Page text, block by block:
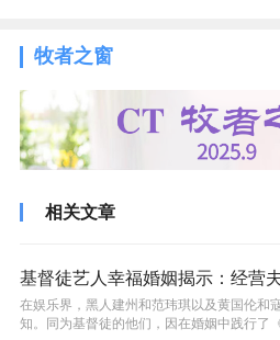
牧者之窗
相关文章
基督徒艺人幸福婚姻揭示：经营
在娱乐界，黑人建州和范玮琪以及黄国伦和
知。同为基督徒的他们，因在婚姻中践行了